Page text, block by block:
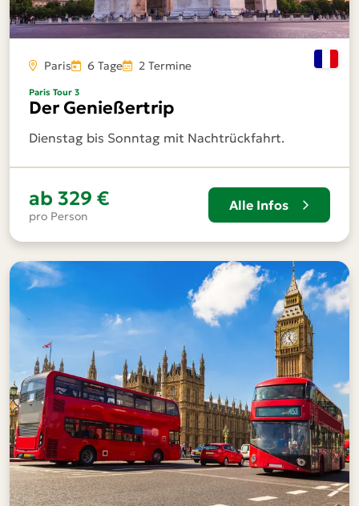
Paris 6 Tage 2 Termine
Paris Tour 3
Der Genießertrip
Dienstag bis Sonntag mit Nachtrückfahrt.
ab 329 €
pro Person
Alle Infos